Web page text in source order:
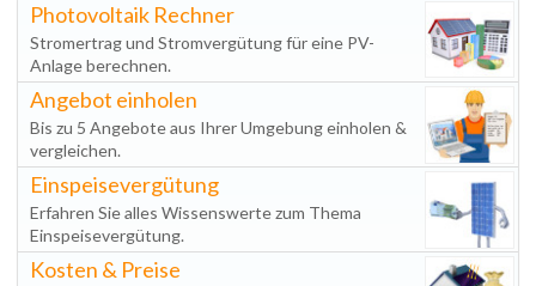
Photovoltaik Rechner
Stromertrag und Stromvergütung für eine PV-
Anlage berechnen.
Angebot einholen
Bis zu 5 Angebote aus Ihrer Umgebung einholen &
vergleichen.
Einspeisevergütung
Erfahren Sie alles Wissenswerte zum Thema
Einspeisevergütung.
Kosten & Preise